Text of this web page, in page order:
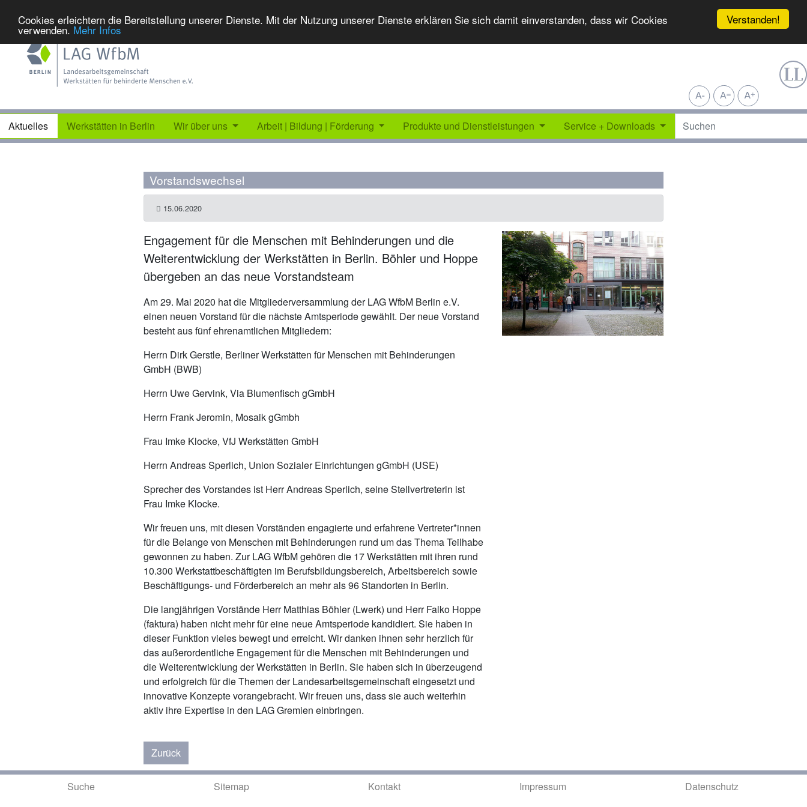
Verstanden!
Cookies erleichtern die Bereitstellung unserer Dienste. Mit der Nutzung unserer Dienste erklären Sie sich damit einverstanden, dass wir Cookies
verwenden. Mehr Infos
Aktuelles Werkstätten in Berlin Wir über uns Arbeit | Bildung | Förderung Produkte und Dienstleistungen Service + Downloads
Vorstandswechsel
15.06.2020
Engagement für die Menschen mit Behinderungen und die
Weiterentwicklung der Werkstätten in Berlin. Böhler und Hoppe
übergeben an das neue Vorstandsteam
Am 29. Mai 2020 hat die Mitgliederversammlung der LAG WfbM Berlin e.V.
einen neuen Vorstand für die nächste Amtsperiode gewählt. Der neue Vorstand
besteht aus fünf ehrenamtlichen Mitgliedern:
Herrn Dirk Gerstle, Berliner Werkstätten für Menschen mit Behinderungen
GmbH (BWB)
Herrn Uwe Gervink, Via Blumenfisch gGmbH
Herrn Frank Jeromin, Mosaik gGmbh
Frau Imke Klocke, VfJ Werkstätten GmbH
Herrn Andreas Sperlich, Union Sozialer Einrichtungen gGmbH (USE)
Sprecher des Vorstandes ist Herr Andreas Sperlich, seine Stellvertreterin ist
Frau Imke Klocke.
Wir freuen uns, mit diesen Vorständen engagierte und erfahrene Vertreter*innen
für die Belange von Menschen mit Behinderungen rund um das Thema Teilhabe
gewonnen zu haben. Zur LAG WfbM gehören die 17 Werkstätten mit ihren rund
10.300 Werkstattbeschäftigten im Berufsbildungsbereich, Arbeitsbereich sowie
Beschäftigungs- und Förderbereich an mehr als 96 Standorten in Berlin.
Die langjährigen Vorstände Herr Matthias Böhler (Lwerk) und Herr Falko Hoppe
(faktura) haben nicht mehr für eine neue Amtsperiode kandidiert. Sie haben in
dieser Funktion vieles bewegt und erreicht. Wir danken ihnen sehr herzlich für
das außerordentliche Engagement für die Menschen mit Behinderungen und
die Weiterentwicklung der Werkstätten in Berlin. Sie haben sich in überzeugend
und erfolgreich für die Themen der Landesarbeitsgemeinschaft eingesetzt und
innovative Konzepte vorangebracht. Wir freuen uns, dass sie auch weiterhin
aktiv ihre Expertise in den LAG Gremien einbringen.
Zurück
Suche Sitemap Kontakt Impressum Datenschutz